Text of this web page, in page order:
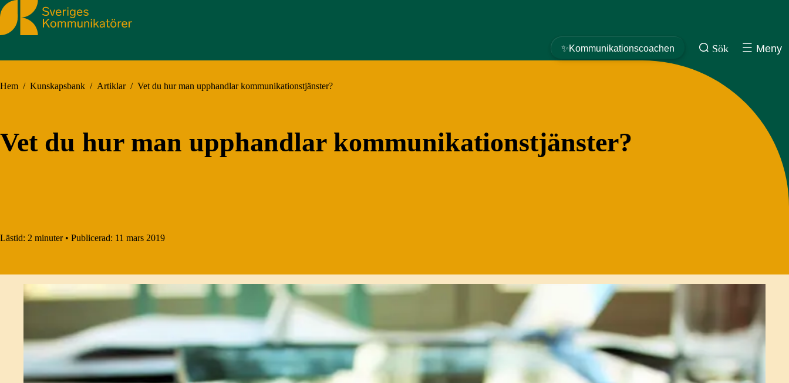
Sveriges Kommunikatörer
✨Kommunikationscoachen Sök Meny
Hem / Kunskapsbank / Artiklar / Vet du hur man upphandlar kommunikationstjänster?
Vet du hur man upphandlar kommunikationstjänster?
Lästid: 2 minuter • Publicerad: 11 mars 2019